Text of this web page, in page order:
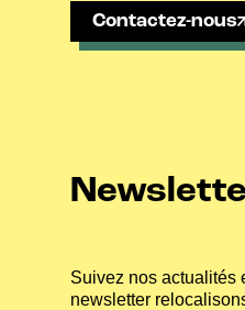
Suivez nos actualités
newsletter
Contactez-nous